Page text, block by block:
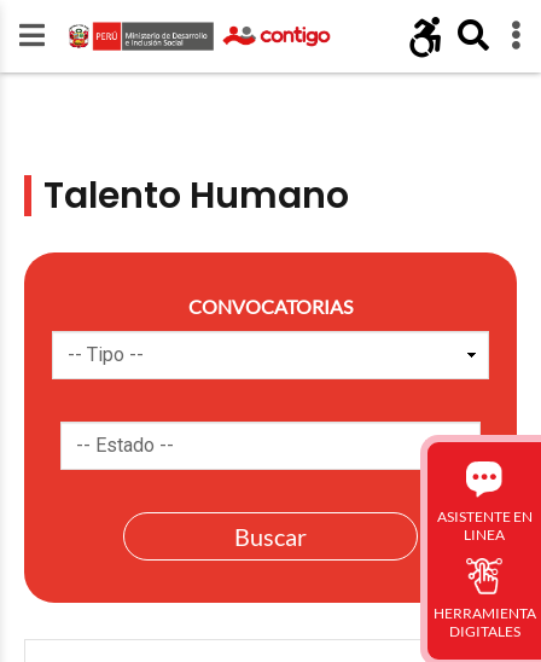
Talento Humano
CONVOCATORIAS
ASISTENTE EN
LINEA
HERRAMIENTA
DIGITALES